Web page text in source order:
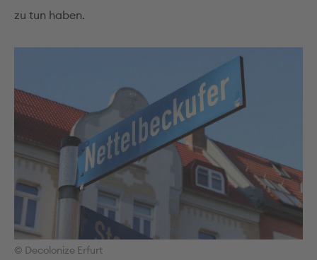
zu tun haben.
© Decolonize Erfurt